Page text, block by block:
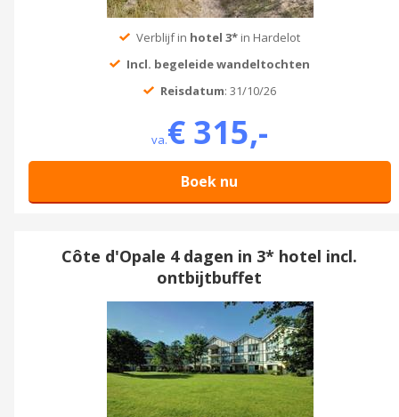
Verblijf in hotel 3* in Hardelot
Incl. begeleide wandeltochten
Reisdatum: 31/10/26
va.€ 315,-
Boek nu
Côte d'Opale 4 dagen in 3* hotel incl.
ontbijtbuffet